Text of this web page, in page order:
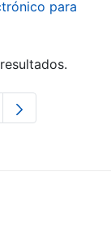
para
intermedias Use